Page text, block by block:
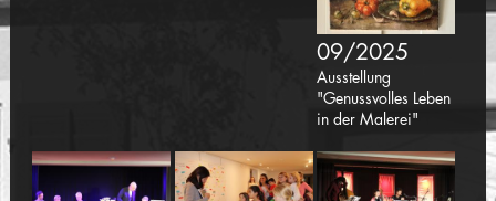
09/2025
Ausstellung
"Genussvolles Leben
in der Malerei"